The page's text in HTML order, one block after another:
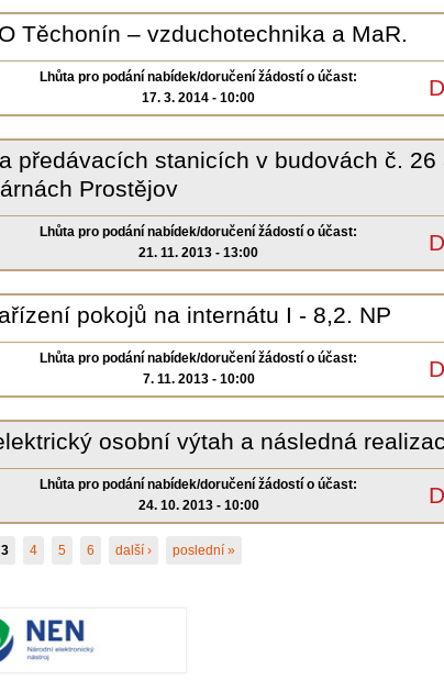
Těchonín – vzduchotechnika a MaR.
Lhůta pro podání nabídek/doručení žádostí o účast:
17. 3. 2014 - 10:00
předávacích stanicích v budovách č. 26
Prostějov
Lhůta pro podání nabídek/doručení žádostí o účast:
21. 11. 2013 - 13:00
pokojů na internátu I - 8,2. NP
Lhůta pro podání nabídek/doručení žádostí o účast:
7. 11. 2013 - 10:00
osobní výtah a následná
Lhůta pro podání nabídek/doručení žádostí o účast:
24. 10. 2013 - 10:00
3 4 5 6 další › poslední »